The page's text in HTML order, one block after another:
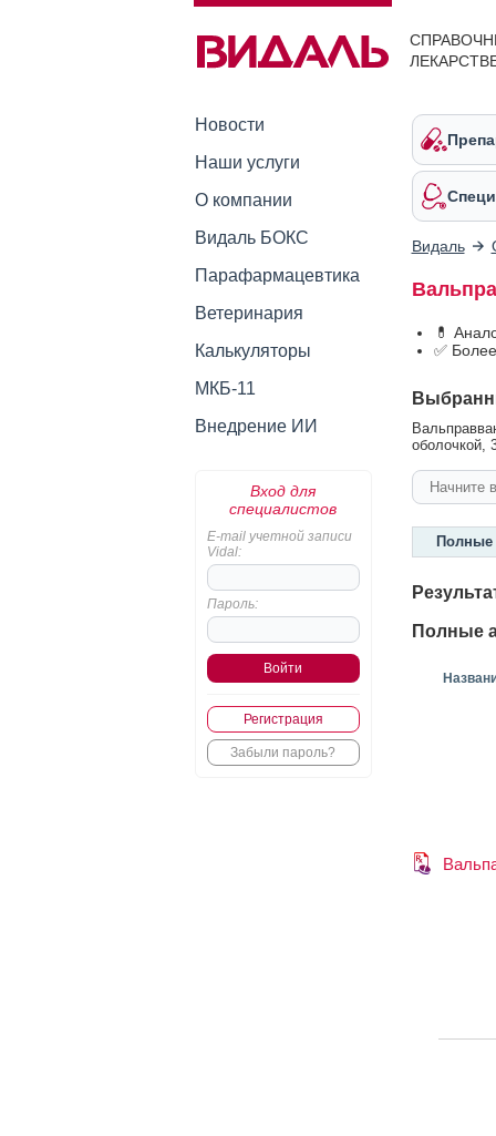
Новости
Наши услуги
О компании
Видаль БОКС
Парафармацевтика
Ветеринария
Калькуляторы
МКБ-11
Внедрение ИИ
Вход для
специалистов
E-mail учетной записи
Vidal:
Пароль:
Регистрация
Забыли пароль?
Видаль
💊
✅
оболочкой,
Полные
Полные